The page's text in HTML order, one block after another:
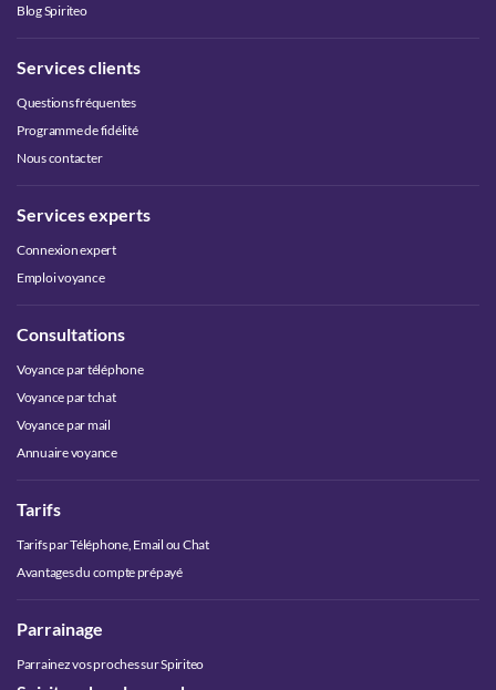
Blog Spiriteo
Services clients
Questions fréquentes
Programme de fidélité
Nous contacter
Services experts
Connexion expert
Emploi voyance
Consultations
Voyance par téléphone
Voyance par tchat
Voyance par mail
Annuaire voyance
Tarifs
Tarifs par Téléphone, Email ou Chat
Avantages du compte prépayé
Parrainage
Parrainez vos proches sur Spiriteo